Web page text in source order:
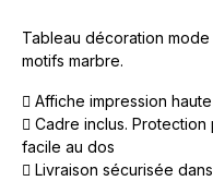
Tableau décoration
motifs marbre.
Affiche impression
Cadre inclus.
facile au dos
Livraison sécurisée